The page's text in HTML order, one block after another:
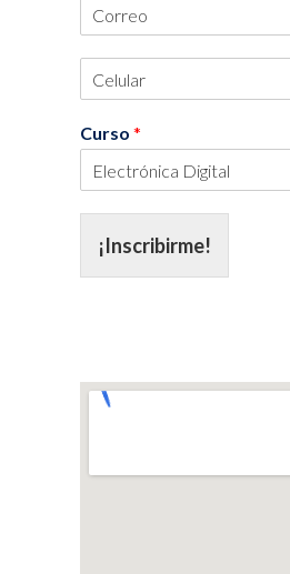
Curso *
¡Inscribirme!